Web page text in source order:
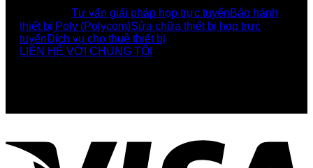
Tư vấn giải pháp họp trực tuyếnBảo hành
thiết bị Poly (Polycom)Sửa chữa thiết bị họp trực
tuyếnDịch vụ cho thuê thiết bị
LIÊN HỆ VỚI CHÚNG TÔI